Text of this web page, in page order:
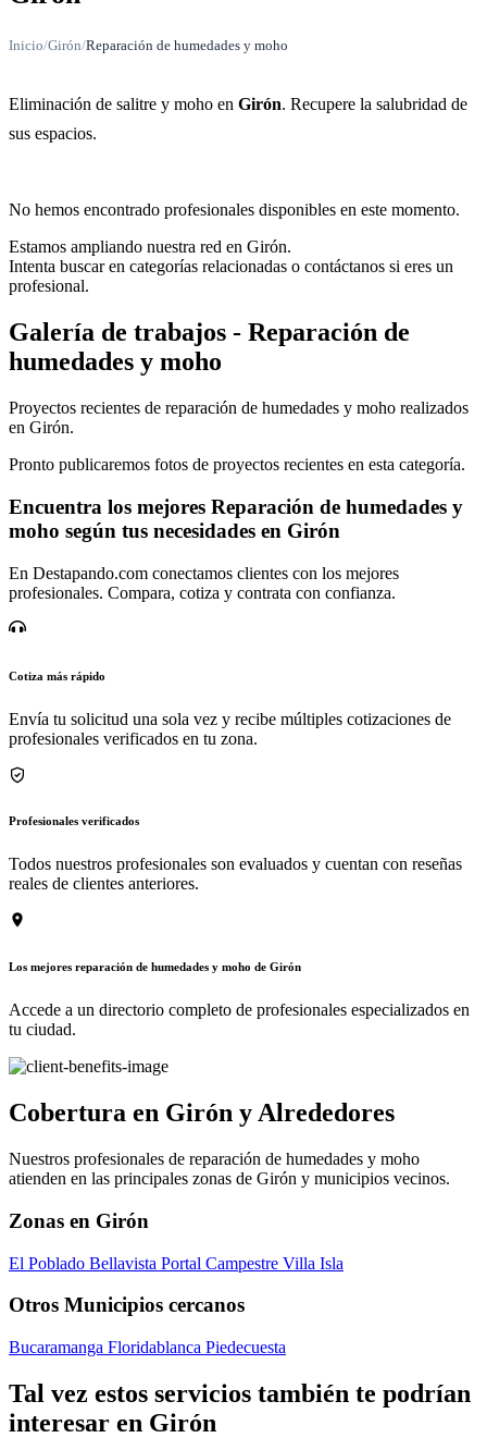
Inicio/Girón/Reparación de humedades y moho
Eliminación de salitre y moho en Girón. Recupere la salubridad de
sus espacios.
No hemos encontrado profesionales disponibles en este momento.
Estamos ampliando nuestra red en Girón.
Intenta buscar en categorías relacionadas o contáctanos si eres un
profesional.
Galería de trabajos - Reparación de
humedades y moho
Proyectos recientes de reparación de humedades y moho realizados
en Girón.
Pronto publicaremos fotos de proyectos recientes en esta categoría.
Encuentra los mejores Reparación de humedades y
moho según tus necesidades en Girón
En Destapando.com conectamos clientes con los mejores
profesionales. Compara, cotiza y contrata con confianza.
Cotiza más rápido
Envía tu solicitud una sola vez y recibe múltiples cotizaciones de
profesionales verificados en tu zona.
Profesionales verificados
Todos nuestros profesionales son evaluados y cuentan con reseñas
reales de clientes anteriores.
Los mejores reparación de humedades y moho de Girón
Accede a un directorio completo de profesionales especializados en
tu ciudad.
Cobertura en Girón y Alrededores
Nuestros profesionales de reparación de humedades y moho
atienden en las principales zonas de Girón y municipios vecinos.
Zonas en Girón
El Poblado Bellavista Portal Campestre Villa Isla
Otros Municipios cercanos
Bucaramanga Floridablanca Piedecuesta
Tal vez estos servicios también te podrían
interesar en Girón